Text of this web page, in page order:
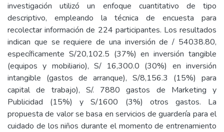
investigación utilizó un enfoque cuantitativo de tipo
descriptivo, empleando la técnica de encuesta para
recolectar información de 224 participantes. Los resultados
indican que se requiere de una inversión de / 54038.80,
específicamente S/20,102.5 (37%) en inversión tangible
(equipos y mobiliario), S/ 16,300.0 (30%) en inversión
intangible (gastos de arranque), S/8,156.3 (15%) para
capital de trabajo), S/. 7880 gastos de Marketing y
Publicidad (15%) y S/1600 (3%) otros gastos. La
propuesta de valor se basa en servicios de guardería para el
cuidado de los niños durante el momento de entrenamiento